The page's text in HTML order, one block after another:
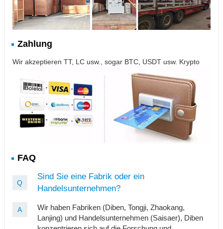
Zahlung
Wir akzeptieren TT, LC usw., sogar BTC, USDT usw. Krypto
FAQ
Q
Sind Sie eine Fabrik oder ein
Handelsunternehmen?
A
Wir haben Fabriken (Diben, Tongji, Zhaokang,
Lanjing) und Handelsunternehmen (Saisaer), Diben